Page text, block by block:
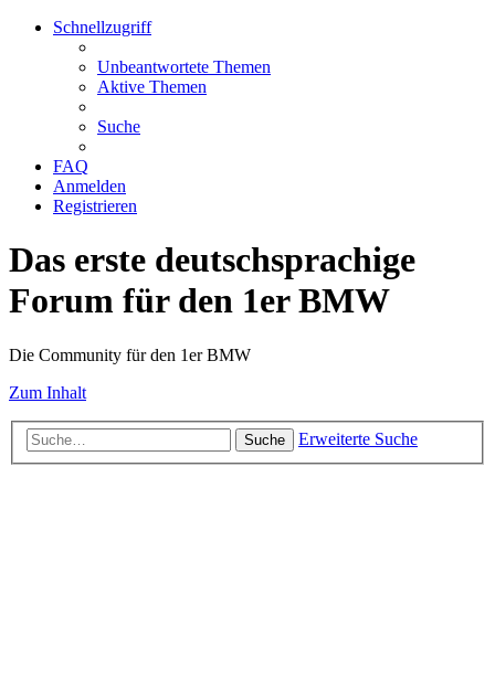
Schnellzugriff
Unbeantwortete Themen
Aktive Themen
Suche
FAQ
Anmelden
Registrieren
Das erste deutschsprachige
Forum für den 1er BMW
Die Community für den 1er BMW
Zum Inhalt
Suche Erweiterte Suche